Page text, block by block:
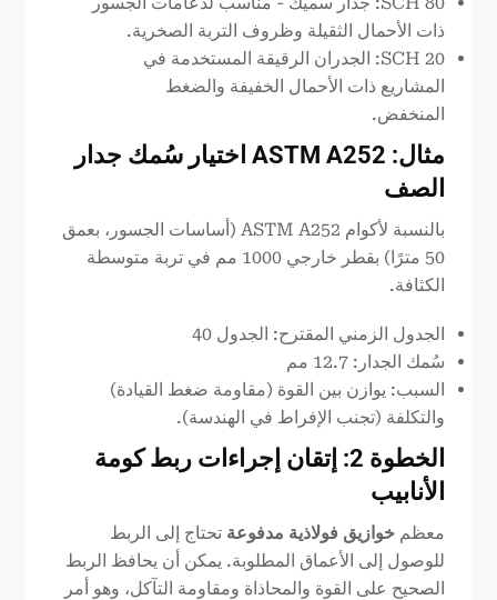
ذات الأحمال الثقيلة وظروف التربة الصخرية.
SCH 20: الجدران الرقيقة المستخدمة في
المشاريع ذات الأحمال الخفيفة والضغط
المنخفض.
مثال: ASTM A252
اختيار سُمك جدار
الصف
بالنسبة لأكوام ASTM A252 (أساسات الجسور، بعمق
50 مترًا) بقطر خارجي 1000 مم في تربة متوسطة
الكثافة.
الجدول الزمني المقترح: الجدول 40
سُمك الجدار: 12.7 مم
السبب: يوازن بين القوة (مقاومة ضغط القيادة)
والتكلفة (تجنب الإفراط في الهندسة).
الخطوة 2: إتقان إجراءات ربط كومة
الأنابيب
معظمخوازيق فولاذية مدفوعة تحتاج إلى الربط
للوصول إلى الأعماق المطلوبة. يمكن أن يحافظ الربط
الصحيح على القوة والمحاذاة ومقاومة التآكل، وهو أمر